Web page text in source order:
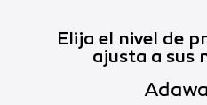
Elija el nivel de
ajusta a sus